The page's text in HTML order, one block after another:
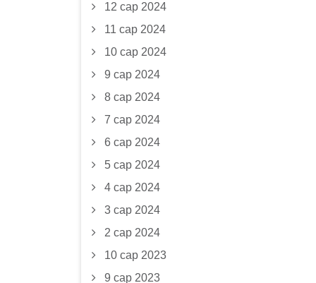
12 сар 2024
11 сар 2024
10 сар 2024
9 сар 2024
8 сар 2024
7 сар 2024
6 сар 2024
5 сар 2024
4 сар 2024
3 сар 2024
2 сар 2024
10 сар 2023
9 сар 2023